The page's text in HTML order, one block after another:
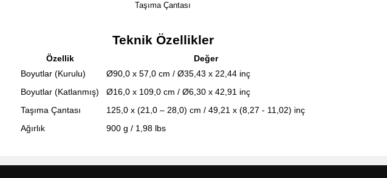
Taşıma Çantası
Teknik Özellikler
Özellik
Değer
Boyutlar (Kurulu)
Ø90,0 x 57,0 cm / Ø35,43 x 22,44 inç
Boyutlar (Katlanmış)
Ø16,0 x 109,0 cm / Ø6,30 x 42,91 inç
Taşıma Çantası
125,0 x (21,0 – 28,0) cm / 49,21 x (8,27 - 11,02) inç
Ağırlık
900 g / 1,98 lbs